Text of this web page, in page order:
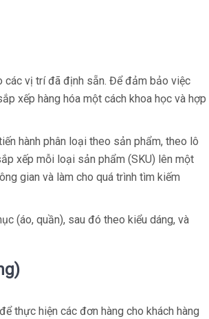
các vị trí đã định sẵn. Để đảm bảo việc
xếp hàng hóa một cách khoa học và hợp
hành phân loại theo sản phẩm, theo lô
xếp mỗi loại sản phẩm (SKU) lên một
gian và làm cho quá trình tìm kiếm
(áo, quần), sau đó theo kiểu dáng, và
thực hiện các đơn hàng cho khách hàng